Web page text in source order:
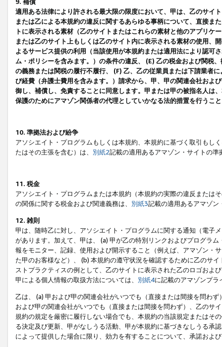
9. 補償
適用ある法律により許される最大限の限度において、甲は、乙のサイ
または乙による本規約の違反に関するあらゆる事柄について、直接ま
トに表示される素材（乙のサイトまたはこれらの素材と他のアプリ
または乙のサイト上もしくは乙のサイト内に表示される素材の使用、
よるサービス提供の利用（当該使用が本規約または適用法により認可
ム・ポリシーを含みます。）の条件の違反、 (E) 乙の税金および関税
の義務または関税の履行不履行、 (F) 乙、乙の従業員または下請業者
び経費（弁護士費用を含みます。）請求から、甲、甲の関連会社およ
御し、補償し、免責することに同意します。甲または甲の被指名人は
保護のためにアマゾン関係者の代理としていかなる法的措置を行うこ
10. 準拠法および紛争
アソシエイト・プログラムもしくは本規約、本規約に基づく取引もし
たはその主張を含む）は、 別紙2記載の適用あるアマゾン・サイトの
11. 税金
アソシエイト・プログラムまたは本規約（本規約の実際の違反または
の関係に関する税金および関連義務は、 別紙3記載の適用あるアマゾン
12. 雑則
甲は、随時乙に対し、アソシエイト・プログラムに関する通知（電子
があります。加えて、甲は、 (a) 甲が乙の特別リンクおよびプログラ
報をモニター、記録、使用および開示すること（例えば、アマゾン・
た甲のお客様など）、 (b) 本規約の遵守状況を確認するために乙のサ
ストプラクティスの例として、乙のサイトに表示された乙のロゴおよ
甲による個人情報の取扱方法については、 別紙4に記載のアマゾンプ
乙は、 (a) 甲および甲の関連会社がいつでも（直接または間接を問わ
および甲の関連会社がいつでも（直接または間接を問わず）、乙のサ
規約の規定を厳密に履行しない場合でも、本規約の当該規定またはそ
る決定及び更新、甲がなしうる活動、甲が本規約に基づきなしうる承
によって提供した場合に限り、効力を有することについて、承諾およ